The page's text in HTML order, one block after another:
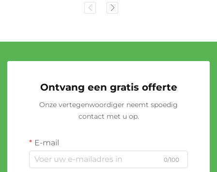
Ontvang een gratis offerte
Onze vertegenwoordiger neemt spoedig
contact met u op.
E-mail
0/100